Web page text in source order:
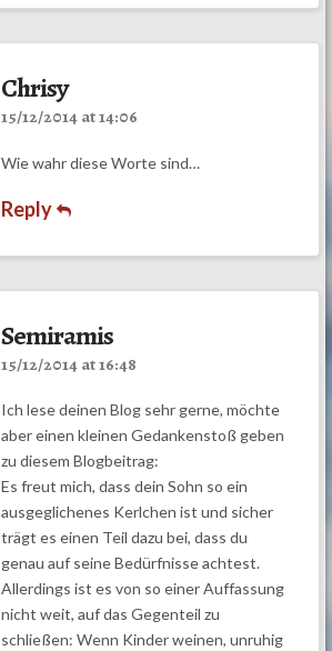
Chrisy
15/12/2014 at 14:06
Wie wahr diese Worte sind…
Reply
Semiramis
15/12/2014 at 16:48
Ich lese deinen Blog sehr gerne, möchte
aber einen kleinen Gedankenstoß geben
zu diesem Blogbeitrag:
Es freut mich, dass dein Sohn so ein
ausgeglichenes Kerlchen ist und sicher
trägt es einen Teil dazu bei, dass du
genau auf seine Bedürfnisse achtest.
Allerdings ist es von so einer Auffassung
nicht weit, auf das Gegenteil zu
schließen: Wenn Kinder weinen, unruhig